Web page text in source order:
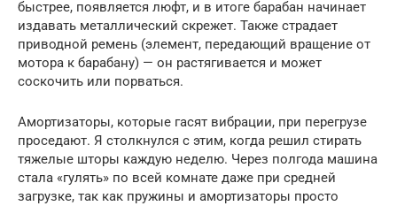
быстрее, появляется люфт, и в итоге барабан начинает
издавать металлический скрежет. Также страдает
приводной ремень (элемент, передающий вращение от
мотора к барабану) — он растягивается и может
соскочить или порваться.
Амортизаторы, которые гасят вибрации, при перегрузе
проседают. Я столкнулся с этим, когда решил стирать
тяжелые шторы каждую неделю. Через полгода машина
стала «гулять» по всей комнате даже при средней
загрузке, так как пружины и амортизаторы просто